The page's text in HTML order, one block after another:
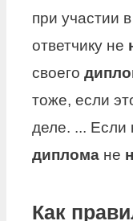
при участии
ответчику не
своего
тоже, если
деле. ... Если
диплома не
Как